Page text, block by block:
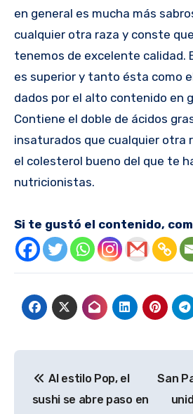
en general es mucha más
cualquier otra raza y conste
tenemos de excelente calidad.
es superior y tanto ésta como
dados por el alto contenido en
Contiene el doble de ácidos
insaturados que cualquier otra
el colesterol bueno del que te
nutricionistas.
Si te gustó el contenido,
de
Al estilo Pop, el
sushi se abre paso en
San